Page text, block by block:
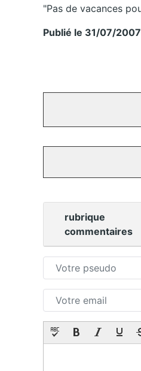
"Pas de vacances
Publié le 31/07/
rubrique
commentaires